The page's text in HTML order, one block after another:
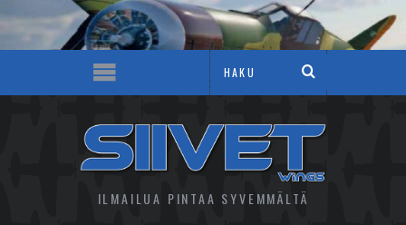
ILMAILUA PINTAA SYVEMMÄLTÄ